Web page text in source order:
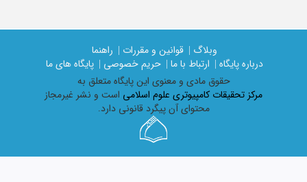
وبلاگ | قوانین و مقررات |
راهنما
درباره پایگاه |
ارتباط با ما | حریم خصوصی |
پایگاه های ما
حقوق مادی و معنوی اين پايگاه متعلق به
مرکز تحقیقات کامپیوتری علوم اسلامی است و نشر غیرمجاز
محتوای آن پیگرد قانونی دارد.